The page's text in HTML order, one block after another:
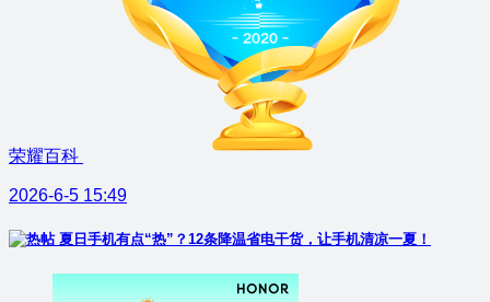
荣耀百科
2026-6-5 15:49
夏日手机有点“热”？12条降温省电干货，让手机清凉一夏！